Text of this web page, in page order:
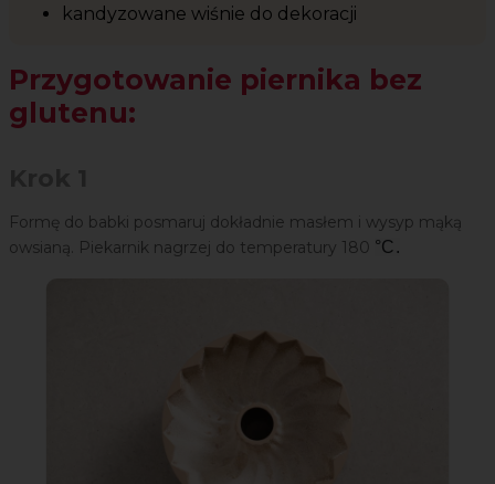
kandyzowane wiśnie do dekoracji
Przygotowanie piernika bez
glutenu:
Formę do babki posmaruj dokładnie masłem i wysyp mąką
owsianą. Piekarnik nagrzej do temperatury 180 °C.